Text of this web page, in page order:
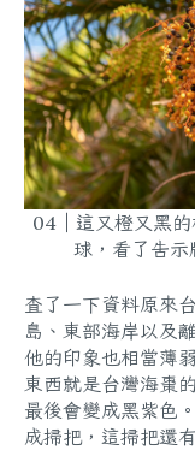
04｜這又橙又黑
球，看了告示
查了一下資料原來
島、東部海岸以及
他的印象也相當薄
東西就是台灣海棗
最後會變成黑紫色
成掃把，這掃把還